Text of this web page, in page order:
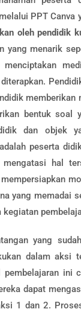
PPT
oleh pendidik
yang menarik
menciptakan
bentuk soal
dan objek
peserta
hal
yang memadai
yang
dalam aksi
pembelajaran ini
dapat
1 dan 2.